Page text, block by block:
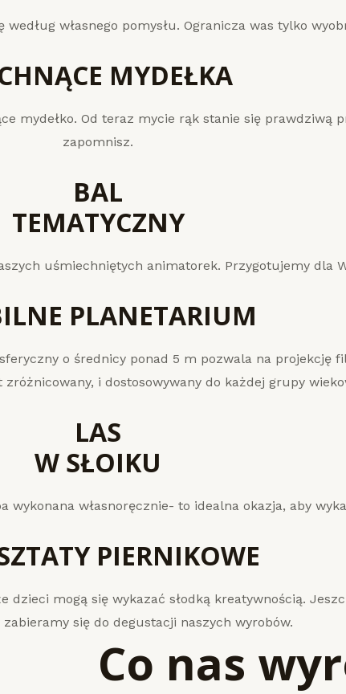
własnego pomysłu. Ogranicza was tylko
MYDEŁKA
mydełko. Od teraz mycie rąk stanie się prawdziwą
zapomnisz.
BAL
TEMATYCZNY
uśmiechniętych animatorek. Przygotujemy dla
PLANETARIUM
o średnicy ponad 5 m pozwala na projekcję
i dostosowywany do każdej grupy
LAS
W SŁOIKU
wykonana własnoręcznie- to idealna okazja, aby
PIERNIKOWE
mogą się wykazać słodką kreatywnością.
się do degustacji naszych wyrobów.
Co nas